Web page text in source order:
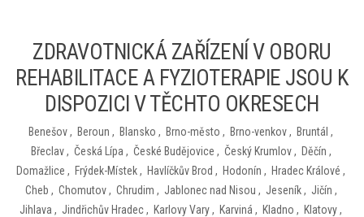
ZDRAVOTNICKÁ ZAŘÍZENÍ V OBORU
REHABILITACE A FYZIOTERAPIE JSOU K
DISPOZICI V TĚCHTO OKRESECH
Benešov, Beroun , Blansko , Brno-město , Brno-venkov, Bruntál ,
Břeclav, Česká Lípa , České Budějovice , Český Krumlov, Děčín ,
Domažlice , Frýdek-Místek, Havlíčkův Brod , Hodonín , Hradec Králové ,
Cheb , Chomutov, Chrudim , Jablonec nad Nisou , Jeseník, Jičín ,
Jihlava , Jindřichův Hradec, Karlovy Vary, Karviná , Kladno , Klatovy,